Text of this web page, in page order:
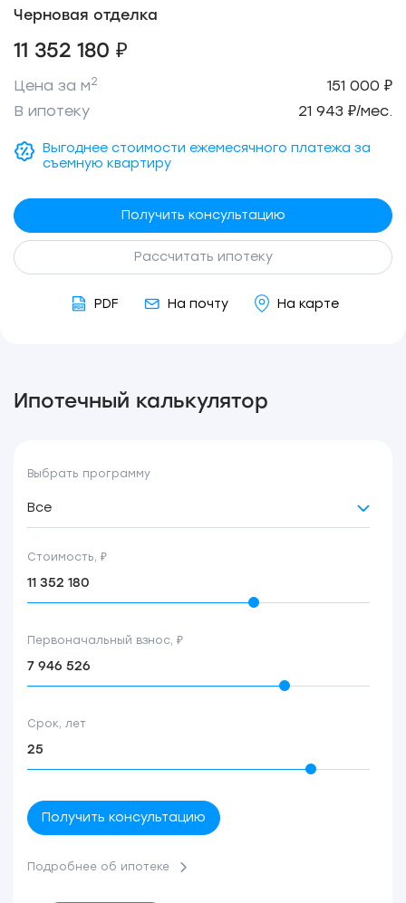
Черновая отделка
11 352 180 ₽
Цена за м2
151 000 ₽
В ипотеку
21 943 ₽/мес.
Выгоднее стоимости ежемесячного платежа за
съемную квартиру
Получить консультацию
Рассчитать ипотеку
PDF На почту На карте
Ипотечный калькулятор
Выбрать программу
Все
Стоимость, ₽
Первоначальный взнос, ₽
Срок, лет
Получить консультацию
Подробнее об ипотеке